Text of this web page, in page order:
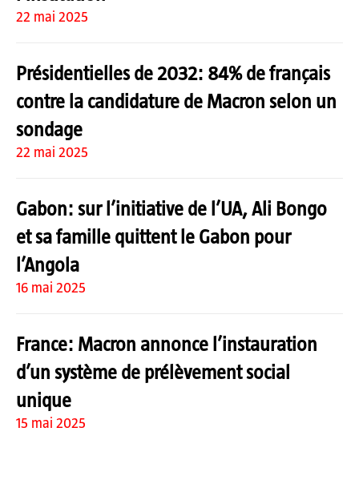
22 mai 2025
Présidentielles de 2032: 84% de français
contre la candidature de Macron selon un
sondage
22 mai 2025
Gabon: sur l’initiative de l’UA, Ali Bongo
et sa famille quittent le Gabon pour
l’Angola
16 mai 2025
France: Macron annonce l’instauration
d’un système de prélèvement social
unique
15 mai 2025